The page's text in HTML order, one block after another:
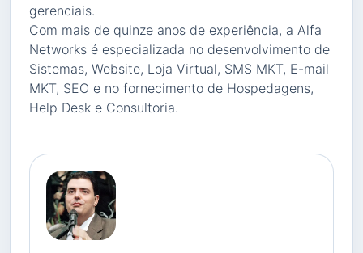
gerenciais.
Com mais de quinze anos de experiência, a Alfa
Networks é especializada no desenvolvimento de
Sistemas, Website, Loja Virtual, SMS MKT, E-mail
MKT, SEO e no fornecimento de Hospedagens,
Help Desk e Consultoria.